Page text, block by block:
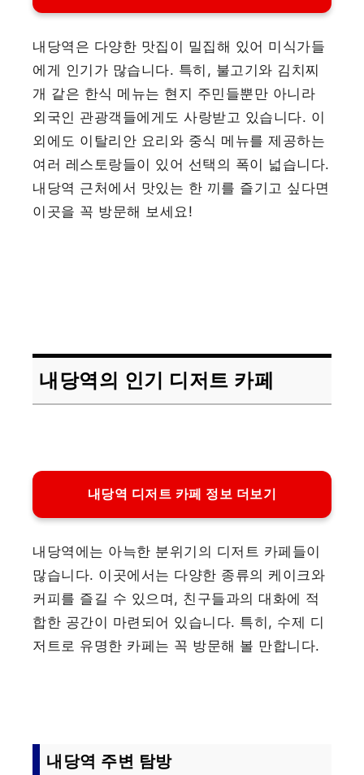
내당역은 다양한 맛집이 밀집해 있어 미식가들
에게 인기가 많습니다. 특히, 불고기와 김치찌
개 같은 한식 메뉴는 현지 주민들뿐만 아니라
외국인 관광객들에게도 사랑받고 있습니다. 이
외에도 이탈리안 요리와 중식 메뉴를 제공하는
여러 레스토랑들이 있어 선택의 폭이 넓습니다.
내당역 근처에서 맛있는 한 끼를 즐기고 싶다면
이곳을 꼭 방문해 보세요!
내당역의 인기 디저트 카페
내당역 디저트 카페 정보 더보기
내당역에는 아늑한 분위기의 디저트 카페들이
많습니다. 이곳에서는 다양한 종류의 케이크와
커피를 즐길 수 있으며, 친구들과의 대화에 적
합한 공간이 마련되어 있습니다. 특히, 수제 디
저트로 유명한 카페는 꼭 방문해 볼 만합니다.
내당역 주변 탐방